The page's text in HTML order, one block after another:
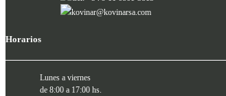
kovinar@kovinarsa.com
Horarios
Lunes a viernes
de 8:00 a 17:00 hs.